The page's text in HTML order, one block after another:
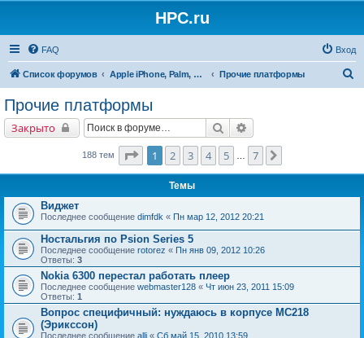
HPC.ru
FAQ Вход
Список форумов Apple iPhone, Palm, Symbian, Linux и прочие Прочие платформы
Прочие платформы
Закрыто Поиск
188 тем Страница1 из
1 2 3 4 5 7
Темы
Виджет
Последнее сообщение dimfdk « Пн мар 12, 2012 20:21
Ностальгия по Psion Series 5
Последнее сообщение rotorez « Пн янв 09, 2012 10:26
Ответы: 3
Nokia 6300 перестал работать плеер
Последнее сообщение webmaster128 « Чт июн 23, 2011 15:09
Ответы: 1
Вопрос специфичный: нуждаюсь в корпусе МС218
(Эрикссон)
Последнее сообщение alli « Сб май 15, 2010 13:59